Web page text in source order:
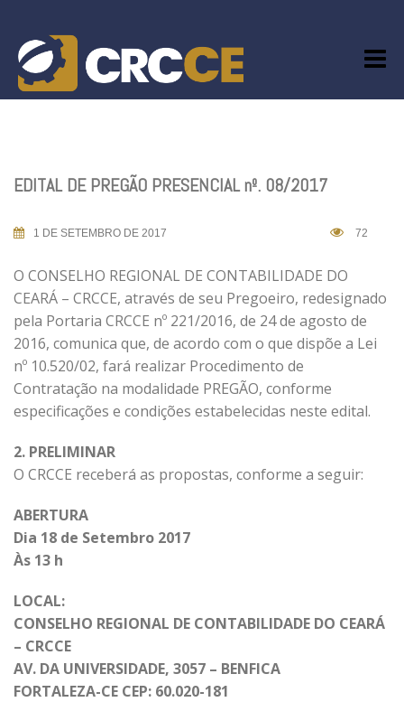
content
EDITAL DE PREGÃO PRESENCIAL nº. 08/2017
1 DE SETEMBRO DE 2017 72
O CONSELHO REGIONAL DE CONTABILIDADE DO
CEARÁ – CRCCE, através de seu Pregoeiro, redesignado
pela Portaria CRCCE nº 221/2016, de 24 de agosto de
2016, comunica que, de acordo com o que dispõe a Lei
nº 10.520/02, fará realizar Procedimento de
Contratação na modalidade PREGÃO, conforme
especificações e condições estabelecidas neste edital.
2. PRELIMINAR
O CRCCE receberá as propostas, conforme a seguir:
ABERTURA
Dia 18 de Setembro 2017
Às 13 h
LOCAL:
CONSELHO REGIONAL DE CONTABILIDADE DO CEARÁ
– CRCCE
AV. DA UNIVERSIDADE, 3057 – BENFICA
FORTALEZA-CE CEP: 60.020-181